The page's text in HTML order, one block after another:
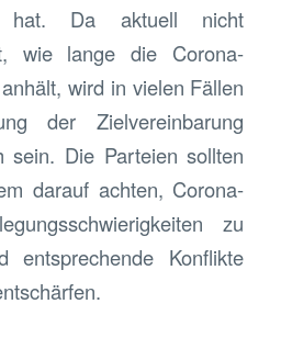
hat. Da aktuell nicht
wie lange die Corona-
wird in vielen Fällen
der Zielvereinbarung
sein. Die Parteien sollten
darauf achten, Corona-
zu
entsprechende Konflikte